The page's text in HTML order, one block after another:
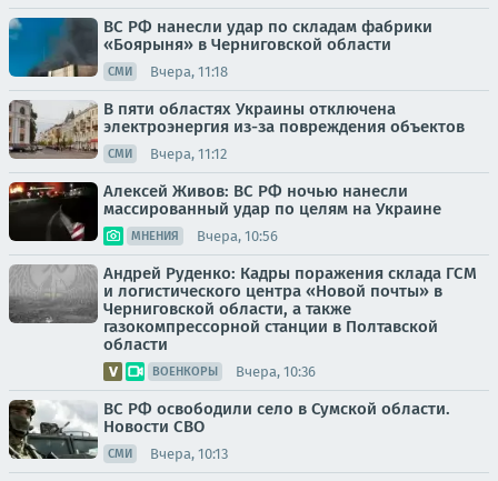
ВС РФ нанесли удар по складам фабрики
«Боярыня» в Черниговской области
СМИ Вчера, 11:18
В пяти областях Украины отключена
электроэнергия из-за повреждения объектов
СМИ Вчера, 11:12
Алексей Живов: ВС РФ ночью нанесли
массированный удар по целям на Украине
МНЕНИЯ Вчера, 10:56
Андрей Руденко: Кадры поражения склада ГСМ
и логистического центра «Новой почты» в
Черниговской области, а также
газокомпрессорной станции в Полтавской
области
ВОЕНКОРЫ Вчера, 10:36
ВС РФ освободили село в Сумской области.
Новости СВО
СМИ Вчера, 10:13